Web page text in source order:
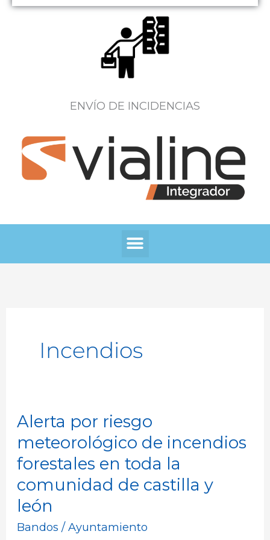
ENVÍO DE INCIDENCIAS
Menú
Incendios
Alerta por riesgo
meteorológico de incendios
forestales en toda la
comunidad de castilla y
león
Bandos /Ayuntamiento
Alerta
por
riesgo
meteorológico
de
incendios
forestales